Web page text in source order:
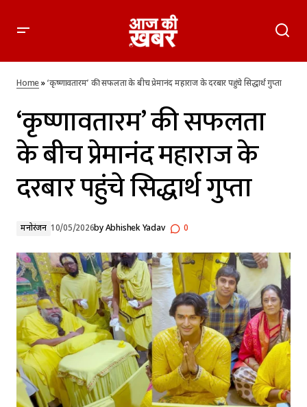
सिद्धार्थ गुप्ता
Home»‘कृष्णावतारम’ की सफलता के बीच प्रेमानंद महाराज के दरबार पहुंचे सिद्धार्थ गुप्ता
‘कृष्णावतारम’ की सफलता
के बीच प्रेमानंद महाराज के
दरबार पहुंचे सिद्धार्थ गुप्ता
मनोरंजन 10/05/2026byAbhishek Yadav 0